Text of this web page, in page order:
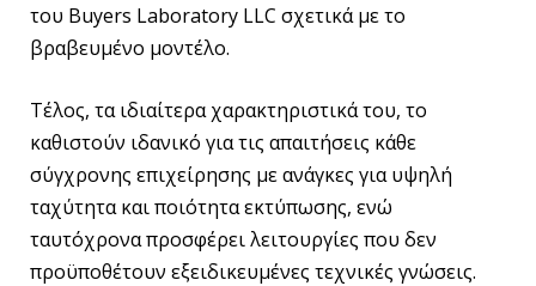
του Buyers Laboratory LLC σχετικά με το
βραβευμένο μοντέλο.
Τέλος, τα ιδιαίτερα χαρακτηριστικά του, το
καθιστούν ιδανικό για τις απαιτήσεις κάθε
σύγχρονης επιχείρησης με ανάγκες για υψηλή
ταχύτητα και ποιότητα εκτύπωσης, ενώ
ταυτόχρονα προσφέρει λειτουργίες που δεν
προϋποθέτουν εξειδικευμένες τεχνικές γνώσεις.